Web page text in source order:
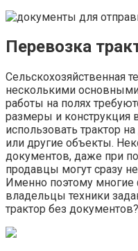
Перевозка
Сельскохозяйственная
несколькими
работы на полях
размеры и конструкция
использовать трактор
или другие объекты.
документов, даже при
продавцы могут сразу
Именно поэтому
владельцы техники
трактор без документов?